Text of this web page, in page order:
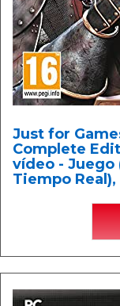
Just for
Complete
vídeo - Juego
Tiempo